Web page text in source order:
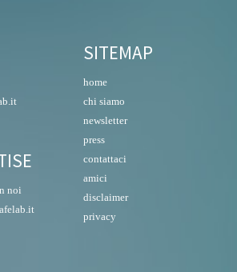
noi
SITEMAP
home
chi siamo
newsletter
press
contattaci
amici
disclaimer
privacy